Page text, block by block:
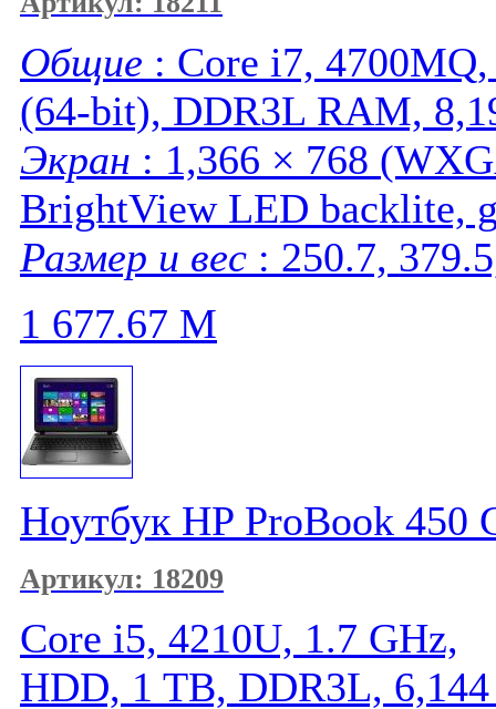
Общие : Core i7,
(64-bit), DDR3L RAM,
Экран : 1,366 × 768
BrightView LED backlite,
Размер и вес : 250.7,
1 677.67 M
Ноутбук HP ProBook 450
Артикул: 18209
Core i5, 4210U, 1.7 GHz,
HDD, 1 TB, DDR3L,